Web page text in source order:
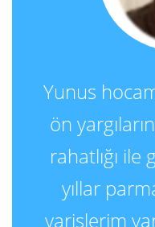
Yunus
ön
rahatlığı
yıllar
varislerim